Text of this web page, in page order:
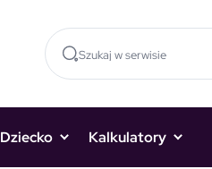
Dziecko Kalkulatory